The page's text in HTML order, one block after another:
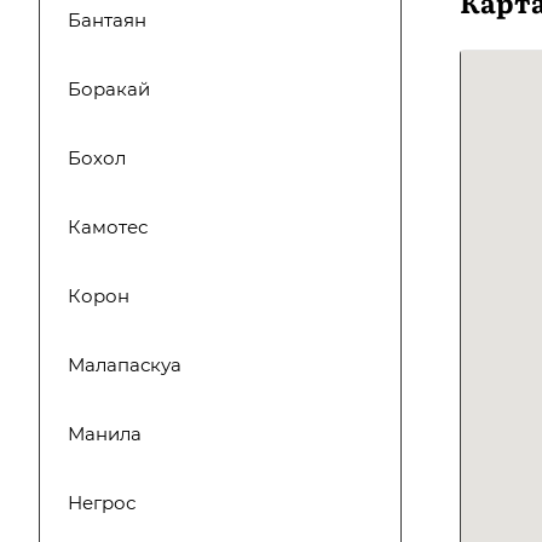
Бантаян
Боракай
Бохол
Камотес
Корон
Малапаскуа
Манила
Негрос